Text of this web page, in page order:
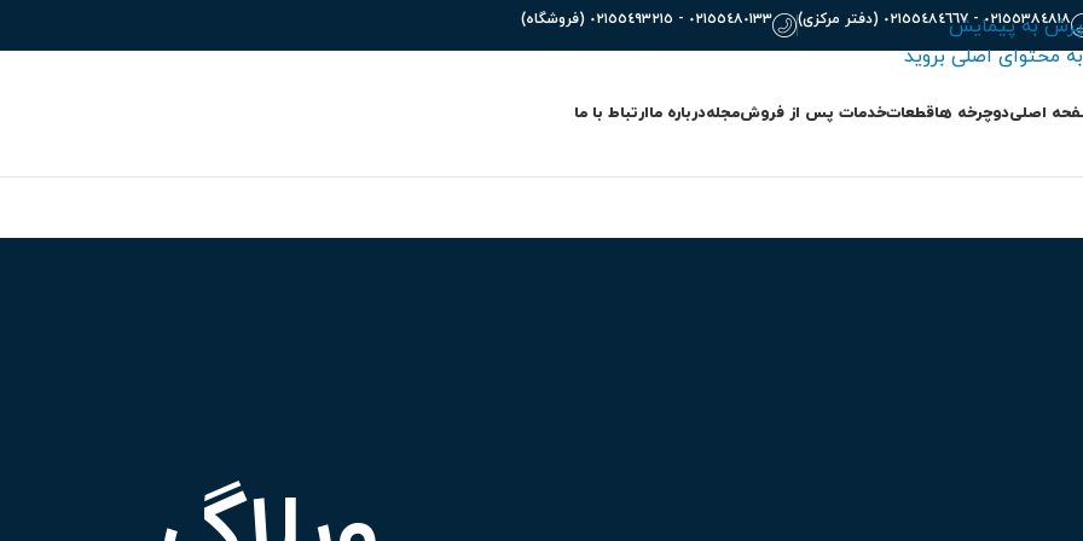
پرش به پیمایش
به محتوای اصلی بروید
٠٢١٥٥٣٨٤٨١٨ - ٠٢١٥٥٤٨٤٦٦٧ (دفتر مرکزی) ٠٢١٥٥٤٨٠١٣٣ - ٠٢١٥٥٤٩٣٢١٥ (فروشگاه)
اصلیدوچرخه هاقطعاتخدمات پس از فروشمجلهدرباره ماارتباط با ما